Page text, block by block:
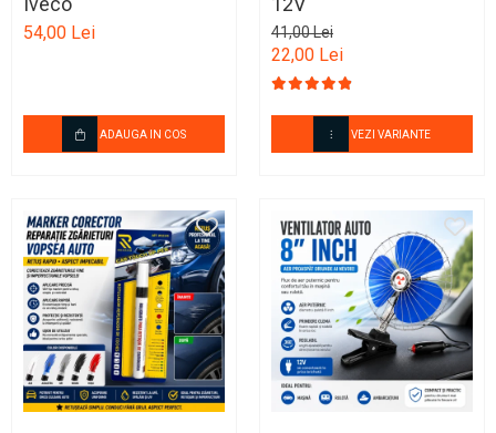
54,00 Lei
ADAUGA IN COS
41,00 Lei
22,00 Lei
VEZI VARIANTE